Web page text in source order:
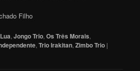
Filho
,Jongo Trio,Os Três Morais,
,Trio Irakitan,Zimbo Trio |